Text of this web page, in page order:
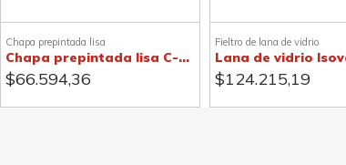
Chapa prepintada lisa
Chapa prepintada lisa C-25, negra
$66.594,36
Fieltro de lana de vidrio
$124.215,19